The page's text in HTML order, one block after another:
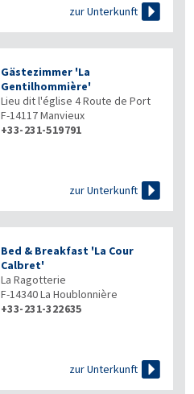
zur Unterkunft 
Gästezimmer 'La
Gentilhommière'
Lieu dit l'église 4 Route de Port
F-14117Manvieux
+33-231-519791
zur Unterkunft 
Bed & Breakfast 'La Cour
Calbret'
La Ragotterie
F-14340La Houblonnière
+33-231-322635
zur Unterkunft 